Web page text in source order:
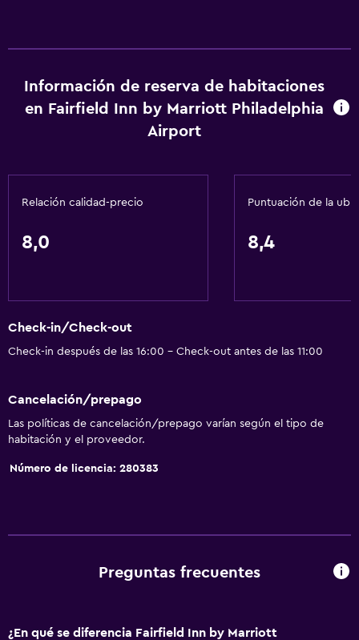
Información de reserva de habitaciones
en Fairfield Inn by Marriott Philadelphia
Airport
Relación calidad-precio
8,0
Puntuación de la
8,4
Check-in/Check-out
Check-in después de las 16:00 - Check-out antes de las 11:00
Cancelación/prepago
Las políticas de cancelación/prepago varían según el tipo de
habitación y el proveedor.
Número de licencia: 280383
Preguntas frecuentes
¿En qué se diferencia Fairfield Inn by Marriott